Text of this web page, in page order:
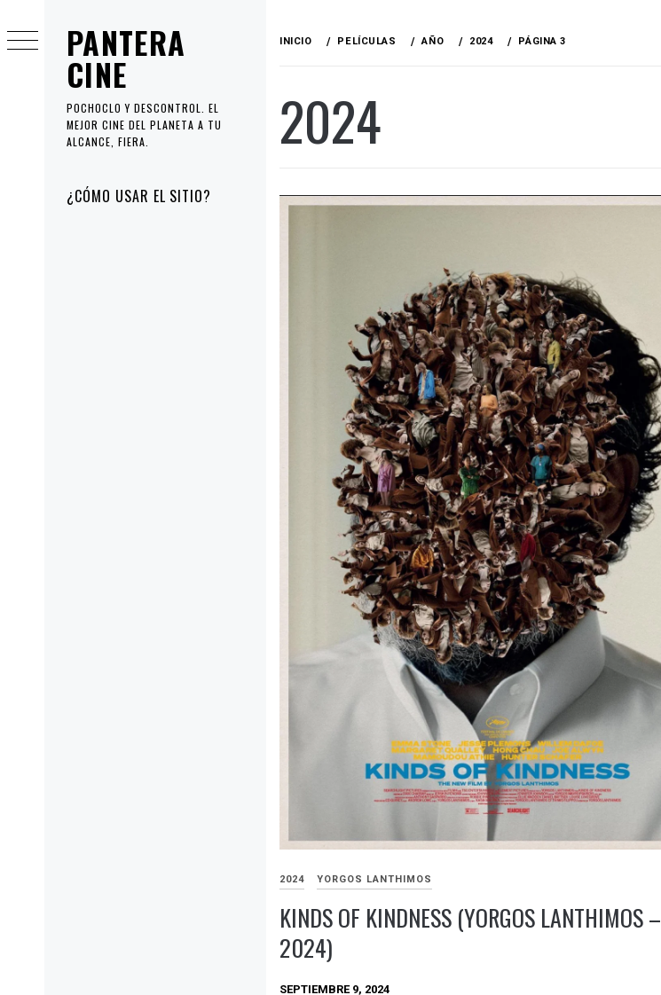
PANTERA
CINE
POCHOCLO Y DESCONTROL. EL
MEJOR CINE DEL PLANETA A TU
ALCANCE, FIERA.
principal
¿CÓMO USAR EL SITIO?
al
contenido
INICIO PELÍCULAS AÑO 2024 PÁGINA 3
2024
2024 YORGOS LANTHIMOS
KINDS OF KINDNESS (YORGOS LANTHIMOS –
2024)
SEPTIEMBRE 9, 2024